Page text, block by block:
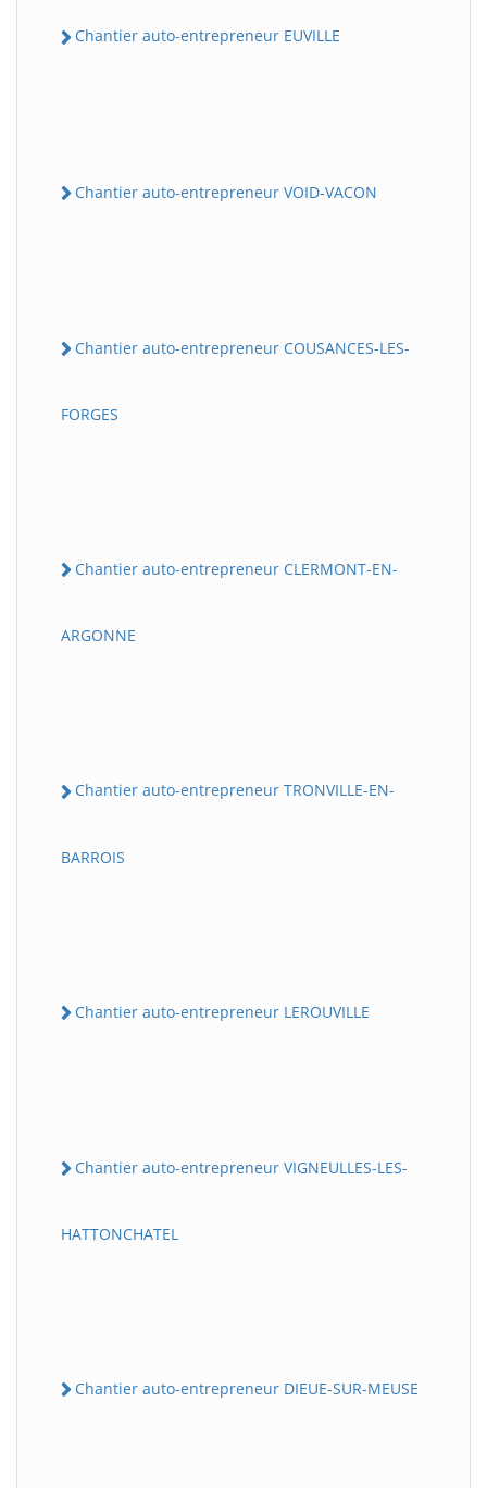
Chantier auto-entrepreneur EUVILLE
Chantier auto-entrepreneur VOID-VACON
Chantier auto-entrepreneur COUSANCES-LES-
FORGES
Chantier auto-entrepreneur CLERMONT-EN-
ARGONNE
Chantier auto-entrepreneur TRONVILLE-EN-
BARROIS
Chantier auto-entrepreneur LEROUVILLE
Chantier auto-entrepreneur VIGNEULLES-LES-
HATTONCHATEL
Chantier auto-entrepreneur DIEUE-SUR-MEUSE